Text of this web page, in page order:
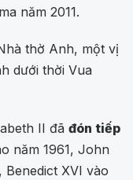
năm 2011.
thờ Anh, một vị
dưới thời Vua
II đã đón tiếp
năm 1961, John
Benedict XVI vào